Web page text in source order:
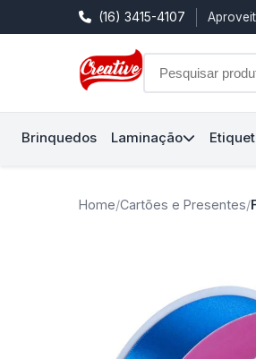
(16) 3415-4107
Brinquedos Laminação
Home/Cartões e Presentes/